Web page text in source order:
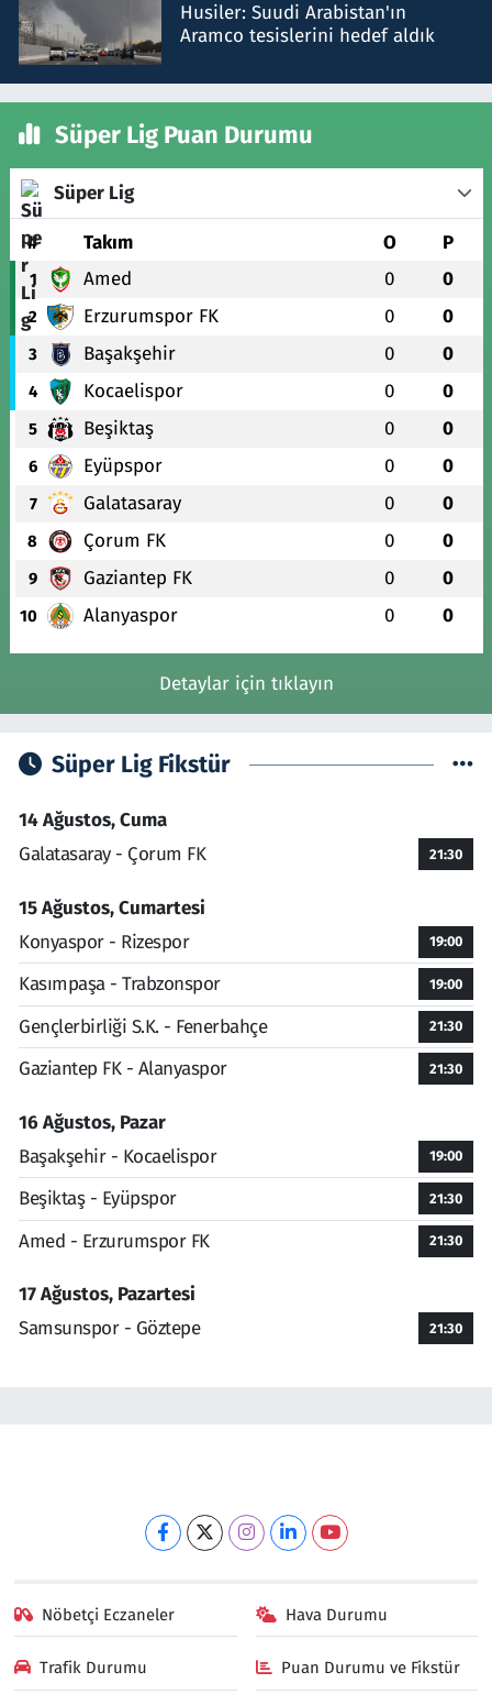
Husiler: Suudi Arabistan'ın
Aramco tesislerini hedef aldık
Süper Lig Puan Durumu
Süper Lig
# Takım O P
1 Amed 0 0
2 Erzurumspor FK 0 0
3 Başakşehir 0 0
4 Kocaelispor 0 0
5 Beşiktaş 0 0
6 Eyüpspor 0 0
7 Galatasaray 0 0
8 Çorum FK 0 0
9 Gaziantep FK 0 0
10 Alanyaspor 0 0
Detaylar için tıklayın
Süper Lig Fikstür
14 Ağustos, Cuma
Galatasaray - Çorum FK
21:30
15 Ağustos, Cumartesi
Konyaspor - Rizespor
19:00
Kasımpaşa - Trabzonspor 19:00
Gençlerbirliği S.K. - Fenerbahçe 21:30
Gaziantep FK - Alanyaspor 21:30
16 Ağustos, Pazar
Başakşehir - Kocaelispor
19:00
Beşiktaş - Eyüpspor 21:30
Amed - Erzurumspor FK 21:30
17 Ağustos, Pazartesi
Samsunspor - Göztepe
21:30
Nöbetçi Eczaneler Hava Durumu
Trafik Durumu Puan Durumu ve Fikstür